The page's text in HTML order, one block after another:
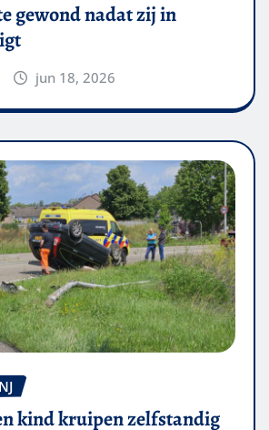
gewond nadat zij in
jun 18, 2026
kind kruipen zelfstandig